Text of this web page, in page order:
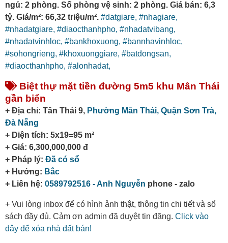
ngủ: 2 phòng. Số phòng vệ sinh: 2 phòng. Giá bán: 6,3
tỷ. Giá/m²: 66,32 triệu/m². #datgiare, #nhagiare,
#nhadatgiare, #diaocthanhpho, #nhadatvibang,
#nhadatvinhloc, #bankhoxuong, #bannhavinhloc,
#sohongrieng, #khoxuonggiare, #batdongsan,
#diaocthanhpho, #alonhadat,
Biệt thự mặt tiền đường 5m5 khu Mân Thái
gần biển
+ Địa chỉ: Tân Thái 9, Phường Mân Thái, Quận Sơn Trà,
Đà Nẵng
+ Diện tích: 5x19=95 m²
+ Giá: 6,300,000,000 đ
+ Pháp lý: Đã có sổ
+ Hướng: Bắc
+ Liên hệ: 0589792516 - Anh Nguyễn phone - zalo
+ Vui lòng inbox để có hình ảnh thật, thông tin chi tiết và sổ
sách đầy đủ. Cảm ơn admin đã duyệt tin đăng. Click vào
đây để xóa nhà đất bán!